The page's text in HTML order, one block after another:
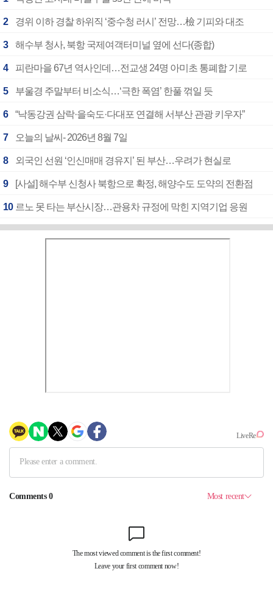
2 경위 이하 경찰 하위직 ‘중수청 러시’ 전망…檢 기피와 대조
3 해수부 청사, 북항 국제여객터미널 옆에 선다(종합)
4 피란마을 67년 역사인데…전교생 24명 아미초 통폐합 기로
5 부울경 주말부터 비소식…‘극한 폭염’ 한풀 꺾일 듯
6 “낙동강권 삼락·을숙도·다대포 연결해 서부산 관광 키우자”
7 오늘의 날씨- 2026년 8월 7일
8 외국인 선원 ‘인신매매 경유지’ 된 부산…우려가 현실로
9 [사설] 해수부 신청사 북항으로 확정, 해양수도 도약의 전환점
10 르노 못 타는 부산시장…관용차 규정에 막힌 지역기업 응원